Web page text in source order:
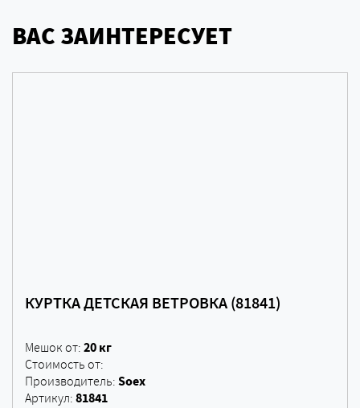
ВАС ЗАИНТЕРЕСУЕТ
КУРТКА ДЕТСКАЯ ВЕТРОВКА (81841)
Мешок от: 20 кг
Стоимость от:
Производитель: Soex
Артикул: 81841